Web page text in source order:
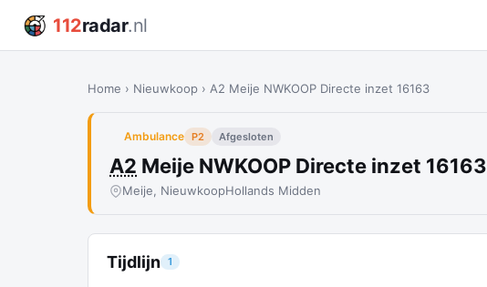
112radar.nl
Home › Nieuwkoop › A2 Meije NWKOOP Directe inzet 16163
Ambulance P2 Afgesloten
A2 Meije NWKOOP Directe inzet 16163
Meije, NieuwkoopHollands Midden
Tijdlijn 1